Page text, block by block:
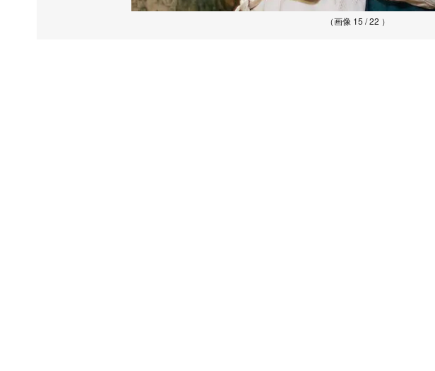
（画像 15 / 22 ）